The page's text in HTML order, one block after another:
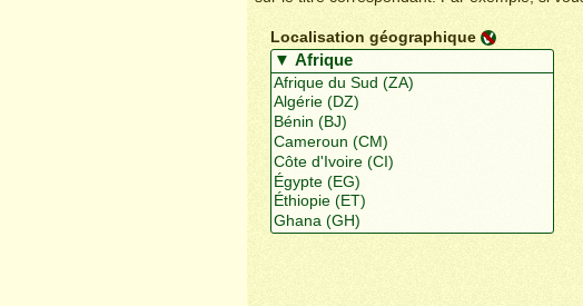
Localisation géographique